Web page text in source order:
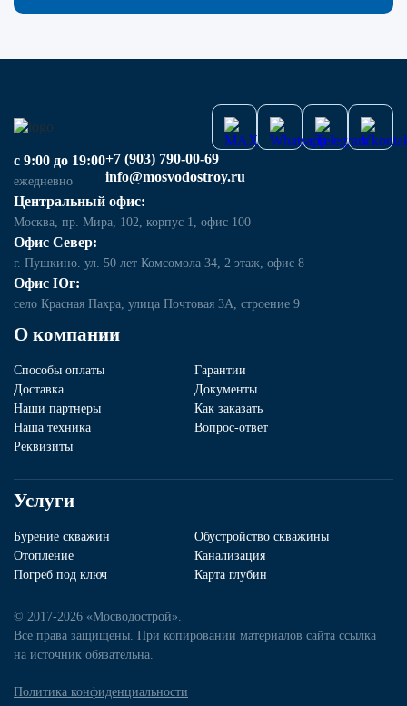
О компании
Способы оплаты
Гарантии
Доставка
Документы
Наши партнеры
Как заказать
Наша техника
Вопрос-ответ
Реквизиты
Услуги
Бурение скважин
Обустройство скважины
Отопление
Канализация
Погреб под ключ
Карта глубин
с 9:00 до 19:00
ежедневно
+7 (903) 790-00-69
info@mosvodostroy.ru
Центральный офис:
Москва, пр. Мира, 102, корпус 1, офис 100
Офис Север:
г. Пушкино. ул. 50 лет Комсомола 34, 2 этаж, офис 8
Офис Юг:
село Красная Пахра, улица Почтовая 3А, строение 9
© 2017-2026 «Мосводострой».
Все права защищены. При копировании материалов сайта ссылка
на источник обязательна.
Политика конфиденциальности